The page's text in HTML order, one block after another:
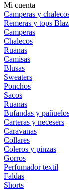
Mi cuenta
Camperas y
Remeras y tops
Camperas
Chalecos
Ruanas
Camisas
Blusas
Sweaters
Ponchos
Sacos
Ruanas
Bufandas y pañuelos
Carteras y necesers
Caravanas
Collares
Coleros y pinzas
Gorros
Perfumador textil
Faldas
Shorts